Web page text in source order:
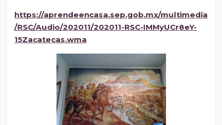
https://aprendeencasa.sep.gob.mx/multimedia
/RSC/Audio/202011/202011-RSC-IMMyUCr8eY-
15Zacatecas.wma